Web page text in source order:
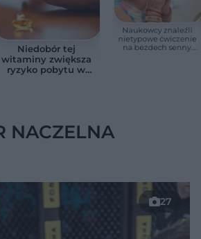
Niedobór tej
witaminy zwiększa
ryzyko pobytu w
Naukowcy znaleźli
nietypowe ćwiczenie
na bezdech senny.
NACZELNA
27